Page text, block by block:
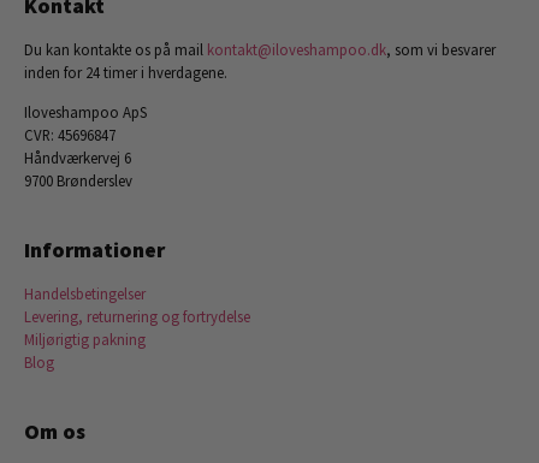
Kontakt
Du kan kontakte os på mail kontakt@iloveshampoo.dk, som vi besvarer
inden for 24 timer i hverdagene.
Iloveshampoo ApS
CVR: 45696847
Håndværkervej 6
9700 Brønderslev
Informationer
Handelsbetingelser
Levering, returnering og fortrydelse
Miljørigtig pakning
Blog
Om os